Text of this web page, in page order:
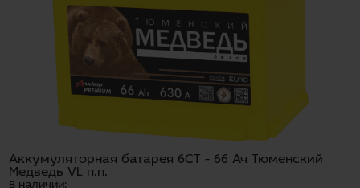
Аккумуляторная батарея 6СТ - 66 Ач Тюменский
Медведь VL п.п.
В наличии: